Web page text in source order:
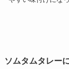
ソムタムタレー